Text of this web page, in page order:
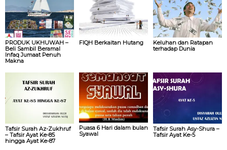
PRODUK UKHUWAH –
Beli Sambil Beramal
Infaq Jumaat Penuh
Makna
FIQH Berkaitan Hutang
Keluhan dan Ratapan
terhadap Dunia
Tafsir Surah Az-Zukhruf
– Tafsir Ayat Ke-85
hingga Ayat Ke-87
Puasa 6 Hari dalam bulan
Syawal
Tafsir Surah Asy-Shura –
Tafsir Ayat Ke-5